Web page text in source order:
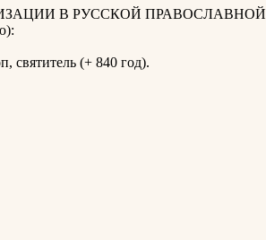
В РУССКОЙ ПРАВОСЛАВНОЙ
святитель (+ 840 год).